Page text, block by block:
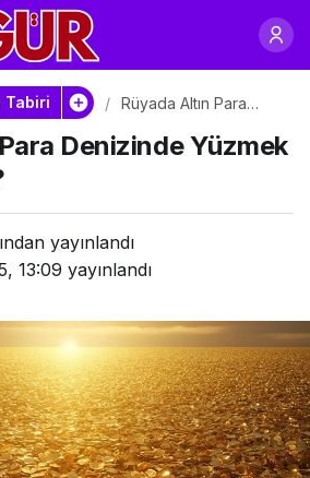
Tabiri
Rüyada Altın Para
Anlatıyor?
Denizinde Yüzmek
yayınlandı
13:09 yayınlandı
Paylaş